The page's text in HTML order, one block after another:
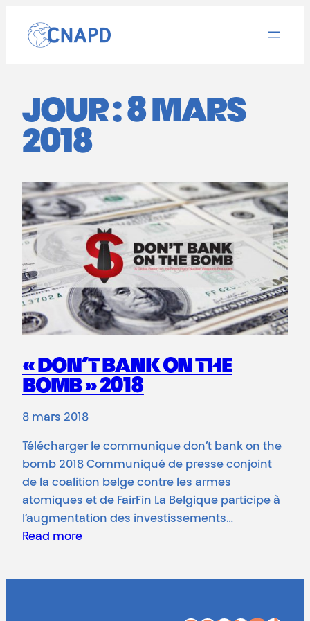
contenu
JOUR :8 MARS
2018
« DON’T BANK ON THE
BOMB » 2018
8 mars 2018
Télécharger le communique don’t bank on the
bomb 2018 Communiqué de presse conjoint
de la coalition belge contre les armes
atomiques et de FairFin La Belgique participe à
l’augmentation des investissements…
Read more